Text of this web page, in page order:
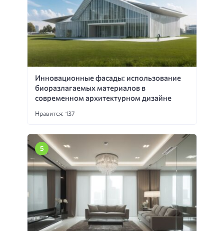
Инновационные фасады: использование
биоразлагаемых материалов в
современном архитектурном дизайне
Нравится: 137